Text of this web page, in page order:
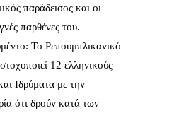
παράδεισος και οι
παρθένες του.
Το Ρεπουμπλικανικό
12 ελληνικούς
Ιδρύματα με την
ότι δρούν κατά των